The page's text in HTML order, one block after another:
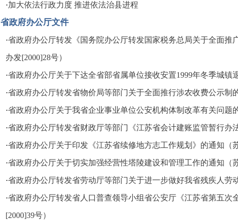
·加大依法行政力度 推进依法治县进程
省政府办公厅文件
·省政府办公厅转发《国务院办公厅转发国家税务总局关于全面
办发[2000]28号）
·省政府办公厅关于下达全省部省属单位接收安置1999年冬季城镇
·省政府办公厅转发省物价局等部门关于全面推行涉农收费公示制
·省政府办公厅关于我省企业事业单位公安机构体制改革有关问题
·省政府办公厅转发省财政厅等部门《江苏省会计建账监管暂行办
·省政府办公厅关于印发《江苏省续修地方志工作规划》的通知（
·省政府办公厅关于切实加强经营性塔陵建设和管理工作的通知（
·省政府办公厅转发省劳动厅等部门关于进一步做好我省残疾人劳
·省政府办公厅转发省人口普查领导小组省公安厅《江苏省第五
[2000]39号）